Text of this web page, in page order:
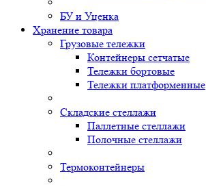
БУ и Уценка
Хранение товара
Грузовые тележки
Контейнеры сетчатые
Тележки бортовые
Тележки платформенные
Складские стеллажи
Паллетные стеллажи
Полочные стеллажи
Термоконтейнеры